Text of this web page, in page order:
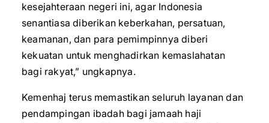
kesejahteraan negeri ini, agar Indonesia
senantiasa diberikan keberkahan, persatuan,
keamanan, dan para pemimpinnya diberi
kekuatan untuk menghadirkan kemaslahatan
bagi rakyat,” ungkapnya.
Kemenhaj terus memastikan seluruh layanan dan
pendampingan ibadah bagi jamaah haji